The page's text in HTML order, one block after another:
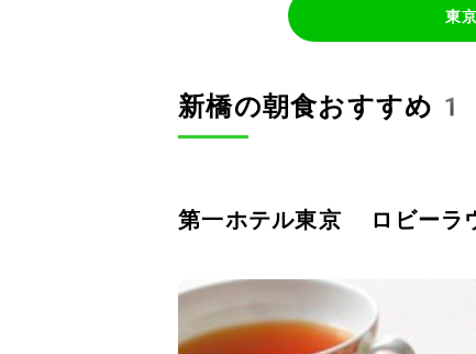
東
新橋の朝食おすすめ
第一ホテル東京 ロビーラ